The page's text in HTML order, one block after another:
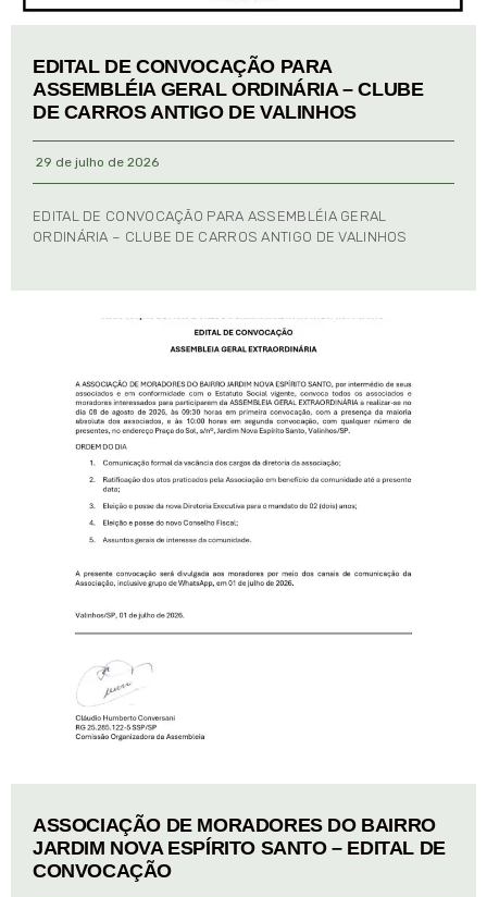
EDITAL DE CONVOCAÇÃO PARA
ASSEMBLÉIA GERAL ORDINÁRIA – CLUBE
DE CARROS ANTIGO DE VALINHOS
29 de julho de 2026
EDITAL DE CONVOCAÇÃO PARA ASSEMBLÉIA GERAL
ORDINÁRIA – CLUBE DE CARROS ANTIGO DE VALINHOS
ASSOCIAÇÃO DE MORADORES DO BAIRRO
JARDIM NOVA ESPÍRITO SANTO – EDITAL DE
CONVOCAÇÃO